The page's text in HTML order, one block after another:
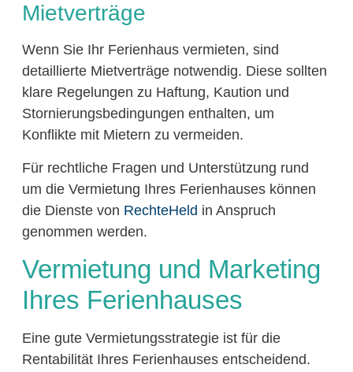
Mietverträge
Wenn Sie Ihr Ferienhaus vermieten, sind
detaillierte Mietverträge notwendig. Diese sollten
klare Regelungen zu Haftung, Kaution und
Stornierungsbedingungen enthalten, um
Konflikte mit Mietern zu vermeiden.
Für rechtliche Fragen und Unterstützung rund
um die Vermietung Ihres Ferienhauses können
die Dienste von RechteHeld in Anspruch
genommen werden.
Vermietung und Marketing
Ihres Ferienhauses
Eine gute Vermietungsstrategie ist für die
Rentabilität Ihres Ferienhauses entscheidend.